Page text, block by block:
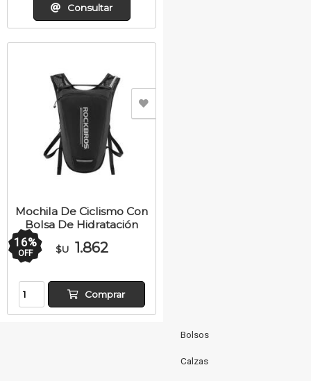
Bolsos
Calzas
Consultar
Mochila De Ciclismo Con
Bolsa De Hidratación
16%
OFF $U 1.862
Comprar